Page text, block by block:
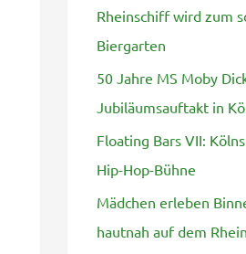
n
a
c
h
:
Rheinschiff wird zum
Biergarten
50 Jahre MS Moby
Jubiläumsauftakt in
Floating Bars VII:
Hip-Hop-Bühne
Mädchen erleben
hautnah auf dem Rhein